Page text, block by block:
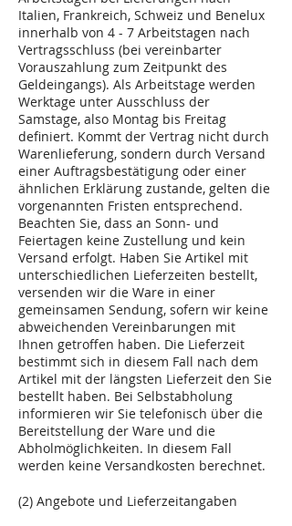
Italien, Frankreich, Schweiz und Benelux
innerhalb von 4 - 7 Arbeitstagen nach
Vertragsschluss (bei vereinbarter
Vorauszahlung zum Zeitpunkt des
Geldeingangs). Als Arbeitstage werden
Werktage unter Ausschluss der
Samstage, also Montag bis Freitag
definiert. Kommt der Vertrag nicht durch
Warenlieferung, sondern durch Versand
einer Auftragsbestätigung oder einer
ähnlichen Erklärung zustande, gelten die
vorgenannten Fristen entsprechend.
Beachten Sie, dass an Sonn- und
Feiertagen keine Zustellung und kein
Versand erfolgt. Haben Sie Artikel mit
unterschiedlichen Lieferzeiten bestellt,
versenden wir die Ware in einer
gemeinsamen Sendung, sofern wir keine
abweichenden Vereinbarungen mit
Ihnen getroffen haben. Die Lieferzeit
bestimmt sich in diesem Fall nach dem
Artikel mit der längsten Lieferzeit den Sie
bestellt haben. Bei Selbstabholung
informieren wir Sie telefonisch über die
Bereitstellung der Ware und die
Abholmöglichkeiten. In diesem Fall
werden keine Versandkosten berechnet.
(2) Angebote und Lieferzeitangaben